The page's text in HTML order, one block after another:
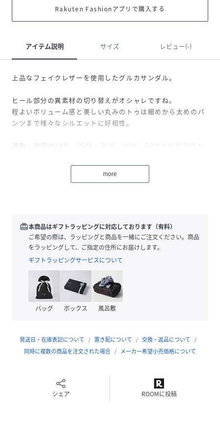
Rakuten Fashionアプリで購入する
アイテム説明 サイズ レビュー(-)
上品なフェイクレザーを使用したグルカサンダル。
ヒール部分の異素材の切り替えがオシャレですね。
程よいボリューム感と美しい丸みのトゥは細めから太めのパ
ンツまで様々なシルエットに好相性。
通勤・通学や10代、20代、30代、40代、50代と年代を問わ
svecとは/チェコ語で”靴屋”を意味します。
”服を着替えるように、気軽に靴を履き替える”をコンセプト
にオンオフ問わずデイリーユースに使える様々なジャンルの
靴を提案。
カラー展開
ブラックスムース/ホワイトグレイン
39(25.5cm)/40(26.0cm)/41(26.5cm)/42(27.0cm)/43(27.
5cm)/44(28.0cm)/45(28.5cm)
more
redeem本商品はギフトラッピングに対応しております（有料）
ご希望の際は、ラッピングと商品を一緒にご注文ください。商品
をラッピングして、ご指定の住所にお届けします。
ギフトラッピングサービスについて
バッグ ボックス 風呂敷
発送日・在庫表記について 置き配について
交換・返品について
同時に複数の商品を注文された場合
メーカー希望小売価格について
シェア ROOMに投稿